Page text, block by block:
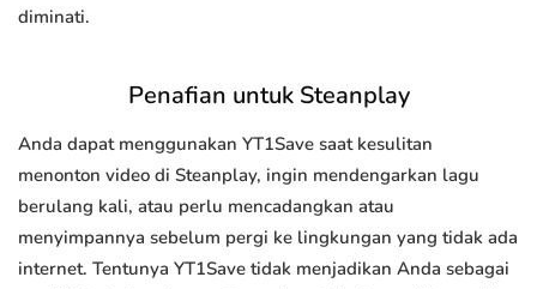
diminati.
Penafian untuk Steanplay
Anda dapat menggunakan YT1Save saat kesulitan
menonton video di Steanplay, ingin mendengarkan lagu
berulang kali, atau perlu mencadangkan atau
menyimpannya sebelum pergi ke lingkungan yang tidak ada
internet. Tentunya YT1Save tidak menjadikan Anda sebagai